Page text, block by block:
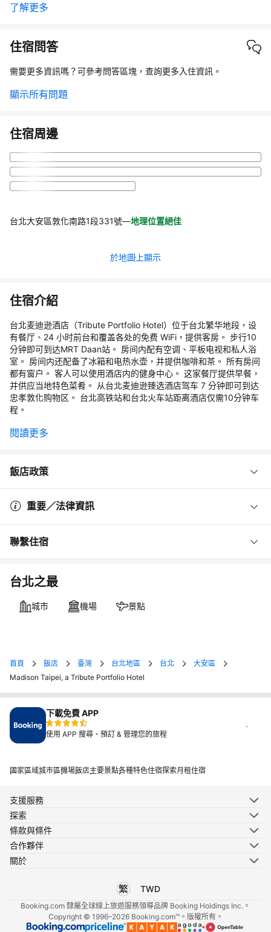
了解更多
住宿問答
需要更多資訊嗎？可參考問答區塊，查詢更多入住資訊。
顯示所有問題
住宿周邊
台北大安區敦化南路1段331號—地理位置絕佳
於地圖上顯示
住宿介紹
台北麦迪逊酒店（Tribute Portfolio Hotel）位于台北繁华地段，设
有餐厅、24 小时前台和覆盖各处的免费 WiFi，提供客房。 步行10
分钟即可到达MRT Daan站。 房间内配有空调、平板电视和私人浴
室。 房间内还配备了冰箱和电热水壶，并提供咖啡和茶。 所有房间
都有窗户。 客人可以使用酒店内的健身中心。 这家餐厅提供早餐，
并供应当地特色菜肴。 从台北麦迪逊臻选酒店驾车 7 分钟即可到达
忠孝敦化购物区。 台北高铁站和台北火车站距离酒店仅需10分钟车
程。
閱讀更多
飯店政策
重要／法律資訊
聯繫住宿
台北之最
城市 機場 景點
首頁 飯店 臺灣 台北地區 台北
大安區
Madison Taipei, a Tribute Portfolio Hotel
下載免費 APP
使用 APP 搜尋、預訂 & 管理您的旅程
國家區域城市區機場飯店主要景點各種特色住宿探索月租住宿
支援服務
探索
條款與條件
合作夥伴
關於
選擇您使用的語言
TWD
選擇您使用的貨幣
Booking.com 隸屬全球線上旅遊服務領導品牌 Booking Holdings Inc.。
Copyright © 1996–2026 Booking.com™。版權所有。